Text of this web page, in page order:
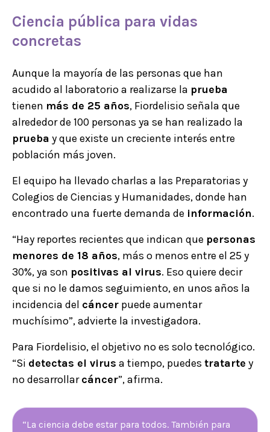
Ciencia pública para vidas
concretas
Aunque la mayoría de las personas que han
acudido al laboratorio a realizarse la prueba
tienen más de 25 años, Fiordelisio señala que
alrededor de 100 personas ya se han realizado la
prueba y que existe un creciente interés entre
población más joven.
El equipo ha llevado charlas a las Preparatorias y
Colegios de Ciencias y Humanidades, donde han
encontrado una fuerte demanda de información.
“Hay reportes recientes que indican que personas
menores de 18 años, más o menos entre el 25 y
30%, ya son positivas al virus. Eso quiere decir
que si no le damos seguimiento, en unos años la
incidencia del cáncer puede aumentar
muchísimo”, advierte la investigadora.
Para Fiordelisio, el objetivo no es solo tecnológico.
“Si detectas el virus a tiempo, puedes tratarte y
no desarrollarcáncer”, afirma.
“La ciencia debe estar para todos. También para